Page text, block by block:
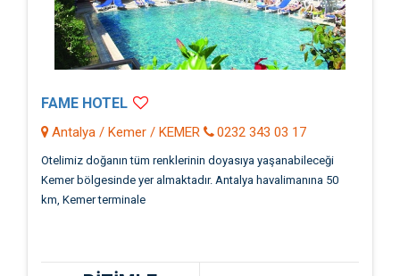
FAME HOTEL
Antalya / Kemer / KEMER 0232 343 03 17
Otelimiz doğanın tüm renklerinin doyasıya yaşanabileceği
Kemer bölgesinde yer almaktadır. Antalya havalimanına 50
km, Kemer terminale